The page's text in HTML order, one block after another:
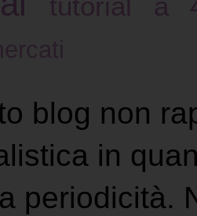
blog non
in
periodicità.